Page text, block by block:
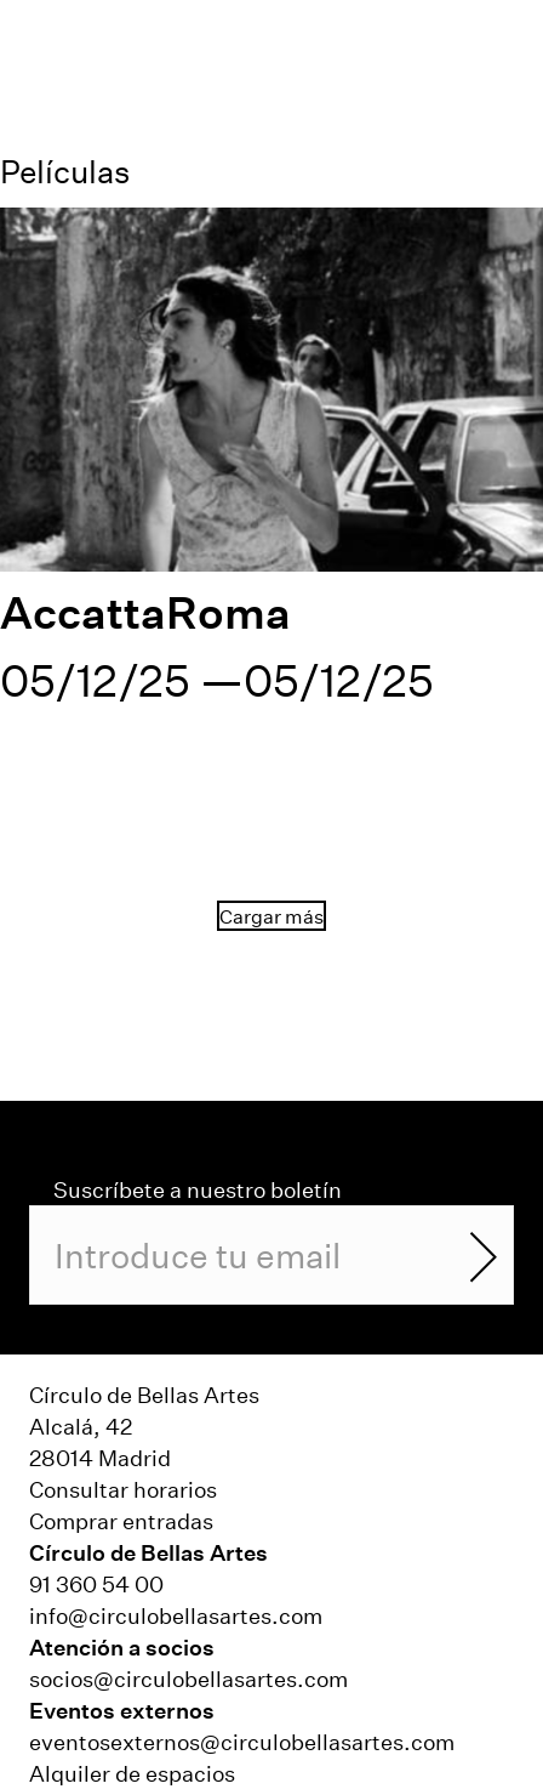
Películas
AccattaRoma
05/12/25
05/12/25
Cargar más
Suscríbete a nuestro boletín
Círculo de Bellas Artes
Alcalá, 42
28014 Madrid
Consultar horarios
Comprar entradas
Círculo de Bellas Artes
91 360 54 00
info@circulobellasartes.com
Atención a socios
socios@circulobellasartes.com
Eventos externos
eventosexternos@circulobellasartes.com
Alquiler de espacios